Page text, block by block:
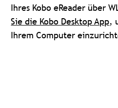
Ihres Kobo eReader über
Sie die Kobo Desktop App,
Ihrem Computer